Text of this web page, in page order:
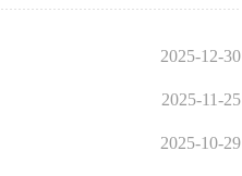
2025-12-30
2025-11-25
2025-10-29